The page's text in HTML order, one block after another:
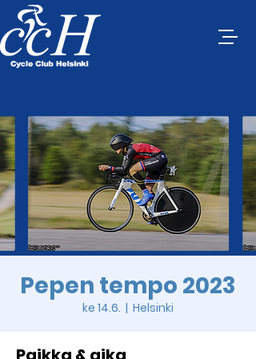
Pepen tempo 2023
ke 14.6.
  |
Helsinki